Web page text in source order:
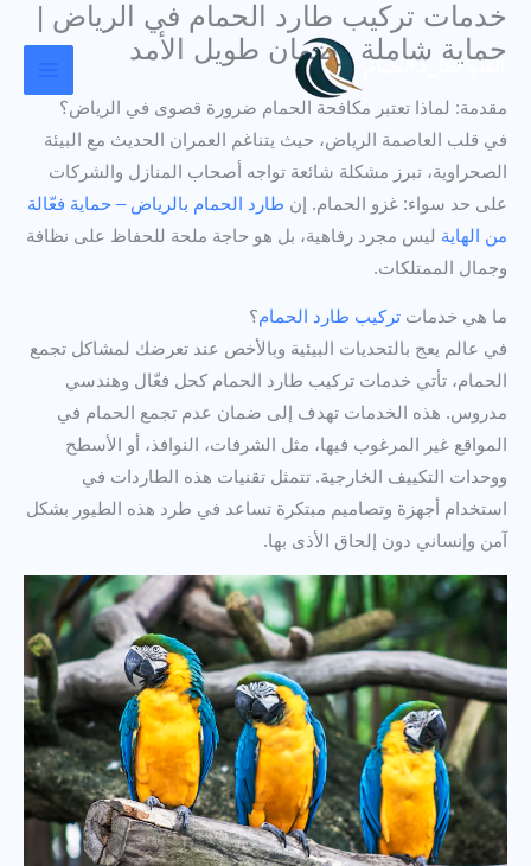
تخطيخدمات تركيب طارد الحمام في الرياض |
حماية شاملة وضمان طويل الأمد
مقدمة: لماذا تعتبر مكافحة الحمام ضرورة قصوى في الرياض؟
في قلب العاصمة الرياض، حيث يتناغم العمران الحديث مع البيئة
الصحراوية، تبرز مشكلة شائعة تواجه أصحاب المنازل والشركات
على حد سواء: غزو الحمام. إن طارد الحمام بالرياض – حماية فعّالة
من الهاية ليس مجرد رفاهية، بل هو حاجة ملحة للحفاظ على نظافة
وجمال الممتلكات.
ما هي خدمات تركيب طارد الحمام؟
في عالم يعج بالتحديات البيئية وبالأخص عند تعرضك لمشاكل تجمع
الحمام، تأتي خدمات تركيب طارد الحمام كحل فعّال وهندسي
مدروس. هذه الخدمات تهدف إلى ضمان عدم تجمع الحمام في
المواقع غير المرغوب فيها، مثل الشرفات، النوافذ، أو الأسطح
ووحدات التكييف الخارجية. تتمثل تقنيات هذه الطاردات في
استخدام أجهزة وتصاميم مبتكرة تساعد في طرد هذه الطيور بشكل
آمن وإنساني دون إلحاق الأذى بها.